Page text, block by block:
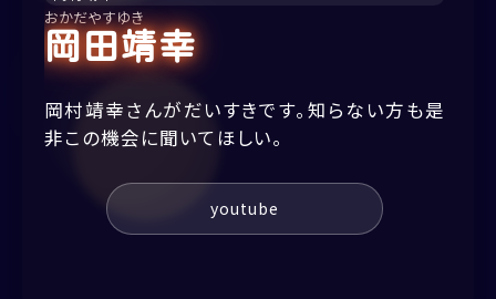
おかだやすゆき
岡田靖幸
岡村靖幸さんがだいすきです。知らない方も是
非この機会に聞いてほしい。
youtube